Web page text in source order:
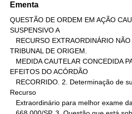
Ementa
QUESTÃO DE ORDEM EM AÇÃO
SUSPENSIVO A
TRIBUNAL DE ORIGEM.
EFEITOS DO ACÓRDÃO
Recurso